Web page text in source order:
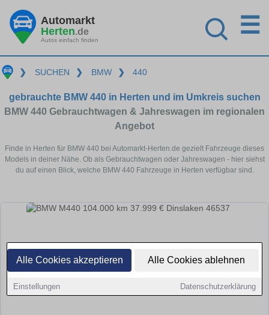
Alle Cookies akzeptieren Alle Cookies ablehnen
Einstellungen Datenschutzerklärung
Automarkt
Herten.de
Autos einfach finden
☰
❯ SUCHEN ❯ BMW ❯ 440
gebrauchte BMW 440 in Herten und im Umkreis suchen
BMW 440 Gebrauchtwagen & Jahreswagen im regionalen
Angebot
Finde in Herten für BMW 440 bei Automarkt-Herten.de gezielt Fahrzeuge dieses
Models in deiner Nähe. Ob als Gebrauchtwagen oder Jahreswagen - hier siehst
du auf einen Blick, welche BMW 440 Fahrzeuge in Herten verfügbar sind.